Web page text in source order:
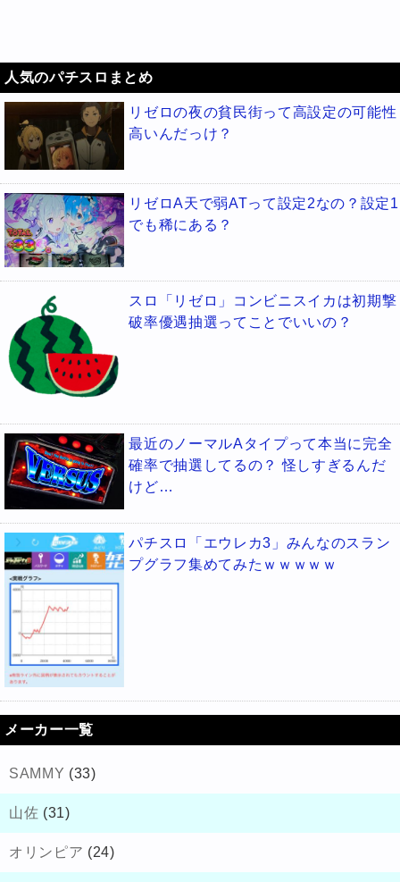
人気のパチスロまとめ
リゼロの夜の貧民街って高設定の可能性
高いんだっけ？
リゼロA天で弱ATって設定2なの？設定1
でも稀にある？
スロ「リゼロ」コンビニスイカは初期撃
破率優遇抽選ってことでいいの？
最近のノーマルAタイプって本当に完全
確率で抽選してるの？ 怪しすぎるんだ
けど…
パチスロ「エウレカ3」みんなのスラン
プグラフ集めてみたｗｗｗｗｗ
メーカー一覧
SAMMY (33)
山佐 (31)
オリンピア (24)